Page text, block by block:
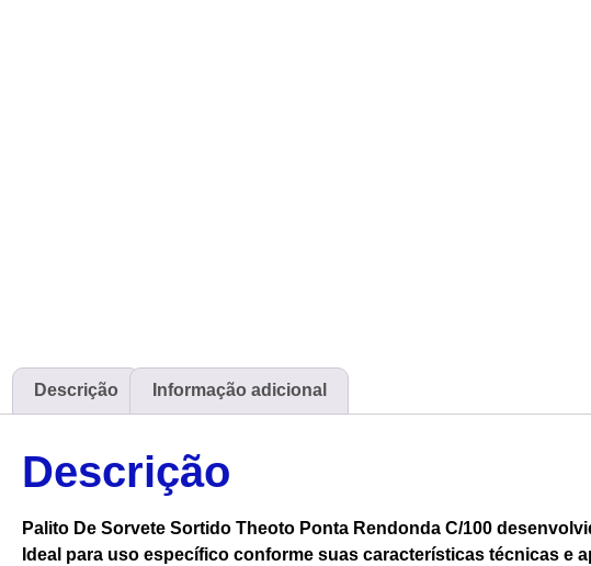
Descrição Informação adicional
Descrição
Palito De Sorvete Sortido Theoto Ponta Rendonda C/100
Ideal para uso específico conforme suas características técnicas e